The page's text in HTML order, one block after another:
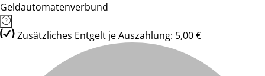
Geldautomatenverbund
Zusätzliches Entgelt je Auszahlung: 5,00 €